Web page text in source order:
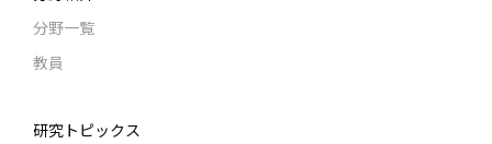
分野一覧
教員
研究トピックス